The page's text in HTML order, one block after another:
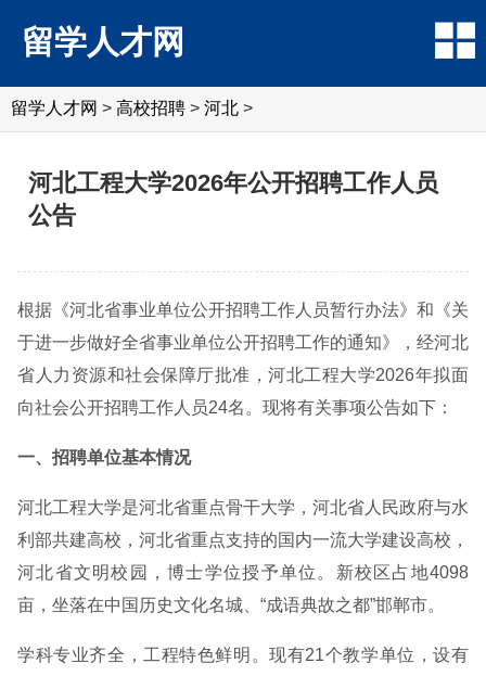
留学人才网
留学人才网 > 高校招聘 > 河北 >
河北工程大学2026年公开招聘工作人员
公告
根据《河北省事业单位公开招聘工作人员暂行办法》和《关
于进一步做好全省事业单位公开招聘工作的通知》，经河北
省人力资源和社会保障厅批准，河北工程大学2026年拟面
向社会公开招聘工作人员24名。现将有关事项公告如下：
一、招聘单位基本情况
河北工程大学是河北省重点骨干大学，河北省人民政府与水
利部共建高校，河北省重点支持的国内一流大学建设高校，
河北省文明校园，博士学位授予单位。新校区占地4098
亩，坐落在中国历史文化名城、“成语典故之都”邯郸市。
学科专业齐全，工程特色鲜明。现有21个教学单位，设有